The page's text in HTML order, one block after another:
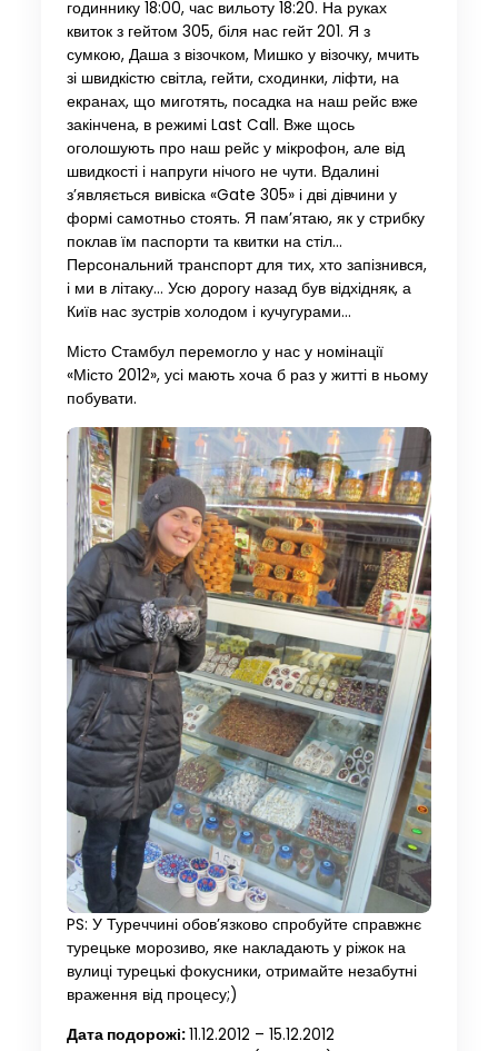
годиннику 18:00, час вильоту 18:20. На руках
квиток з гейтом 305, біля нас гейт 201. Я з
сумкою, Даша з візочком, Мишко у візочку, мчить
зі швидкістю світла, гейти, сходинки, ліфти, на
екранах, що миготять, посадка на наш рейс вже
закінчена, в режимі Last Call. Вже щось
оголошують про наш рейс у мікрофон, але від
швидкості і напруги нічого не чути. Вдалині
з’являється вивіска «Gate 305» і дві дівчини у
формі самотньо стоять. Я пам’ятаю, як у стрибку
поклав їм паспорти та квитки на стіл…
Персональний транспорт для тих, хто запізнився,
і ми в літаку… Усю дорогу назад був відхідняк, а
Київ нас зустрів холодом і кучугурами…
Місто Стамбул перемогло у нас у номінації
«Місто 2012», усі мають хоча б раз у житті в ньому
побувати.
PS: У Туреччині обов’язково спробуйте справжнє
турецьке морозиво, яке накладають у ріжок на
вулиці турецькі фокусники, отримайте незабутні
враження від процесу;)
Дата подорожі:11.12.2012 – 15.12.2012